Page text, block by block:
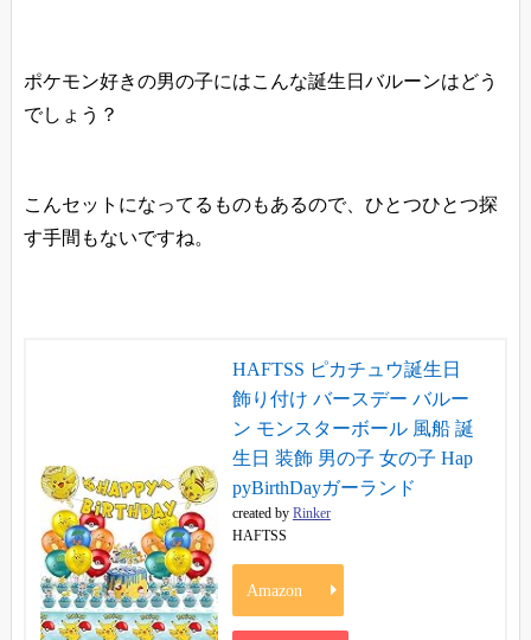
ポケモン好きの男の子にはこんな誕生日バルーンはどう
でしょう？
こんセットになってるものもあるので、ひとつひとつ探
す手間もないですね。
HAFTSS ピカチュウ誕生日
飾り付け バースデー バルー
ン モンスターボール 風船 誕
生日 装飾 男の子 女の子 Hap
pyBirthDayガーランド
created by Rinker
HAFTSS
Amazon